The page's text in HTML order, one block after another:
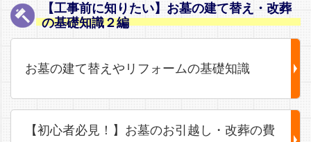
【工事前に知りたい】お墓の建て替え・改葬
の基礎知識２編
お墓の建て替えやリフォームの基礎知識
【初心者必見！】お墓のお引越し・改葬の費